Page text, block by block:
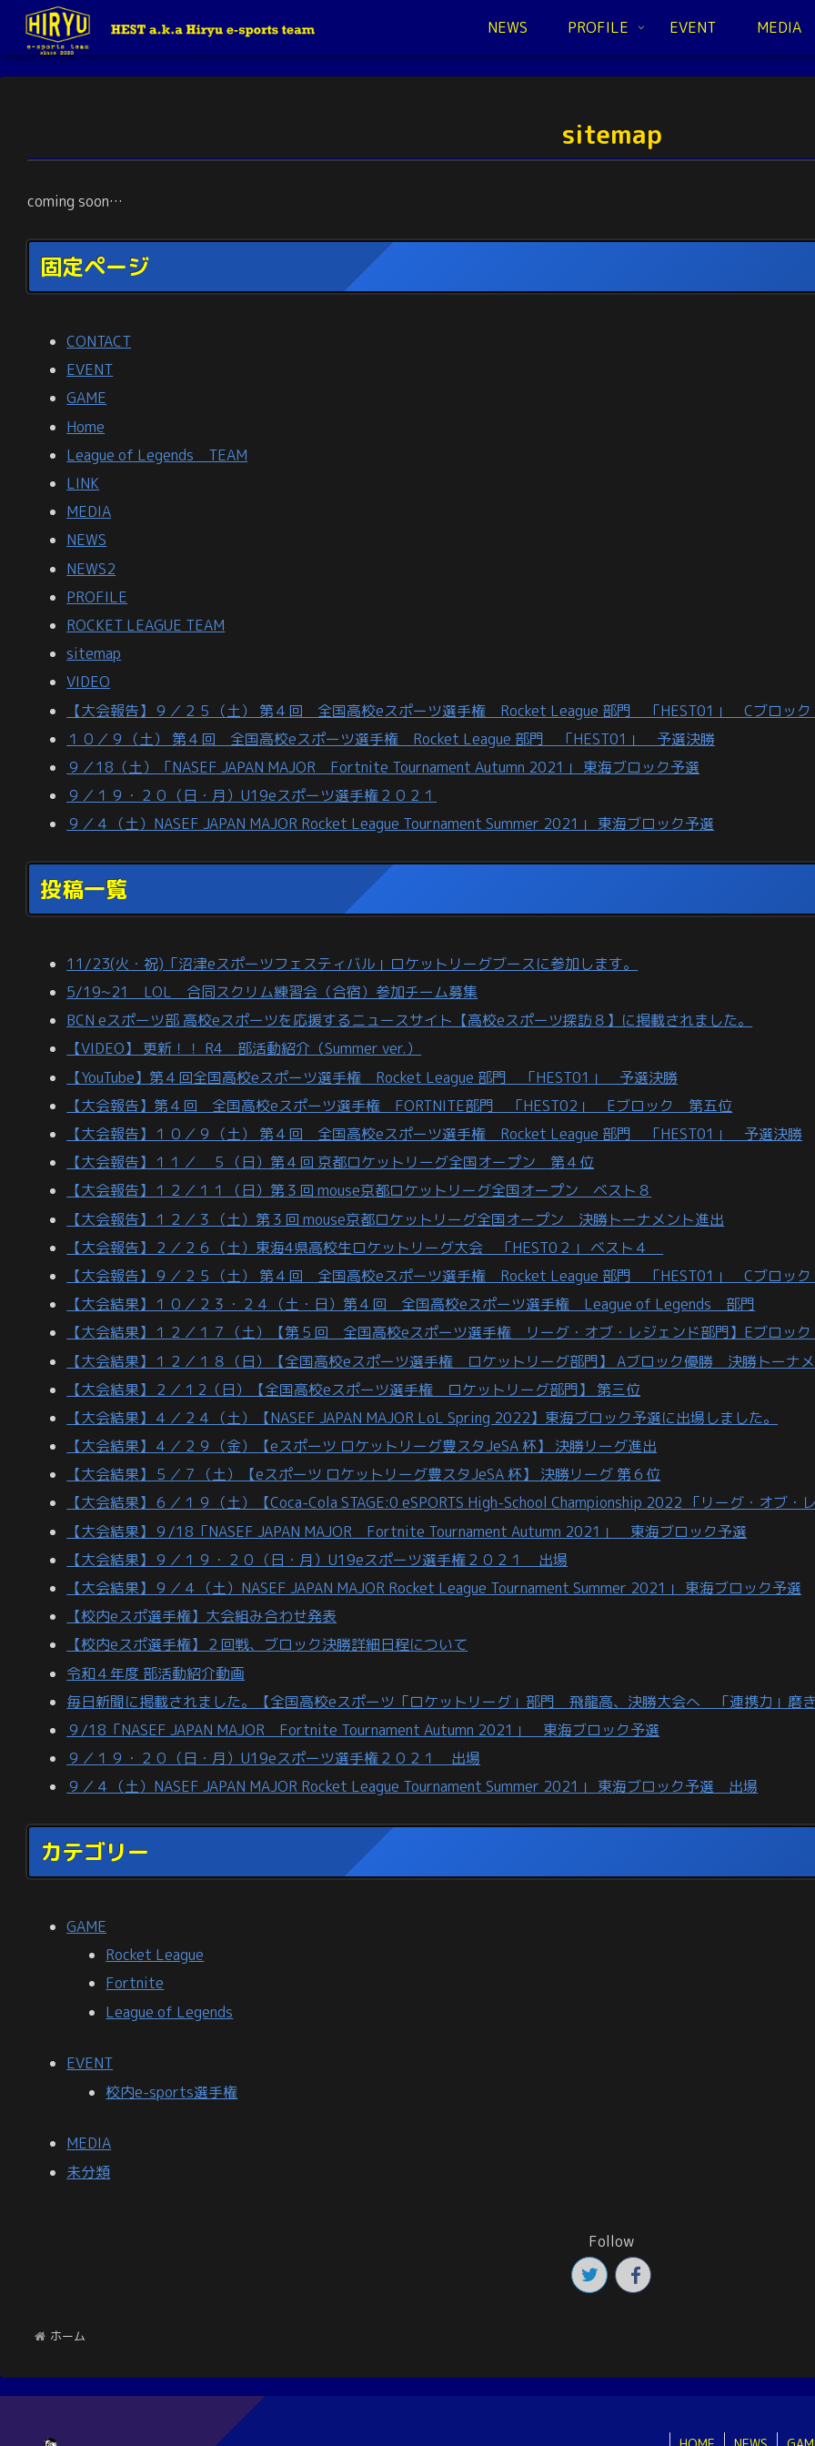
NEWS PROFILE EVENT MEDIA
sitemap
coming soon…
固定ページ
CONTACT
EVENT
GAME
Home
League of Legends TEAM
LINK
MEDIA
NEWS
NEWS2
PROFILE
ROCKET LEAGUE TEAM
sitemap
VIDEO
【大会報告】９／２５（土） 第４回 全国高校eスポーツ選手権 Rocket League 部門 「HEST01」 Cブロッ
１０／９（土） 第４回 全国高校eスポーツ選手権 Rocket League 部門 「HEST01」 予選決勝
９／18（土）「NASEF JAPAN MAJOR Fortnite Tournament Autumn 2021」 東海ブロック予選
９／１９・２０（日・月）U19eスポーツ選手権２０２１
９／４（土）NASEF JAPAN MAJOR Rocket League Tournament Summer 2021」 東海ブロック予選
投稿一覧
11/23(火・祝)「沼津eスポーツフェスティバル」ロケットリーグブースに参加します。
5/19~21 LOL 合同スクリム練習会（合宿）参加チーム募集
BCN eスポーツ部 高校eスポーツを応援するニュースサイト【高校eスポーツ探訪８】に掲載されました。
【VIDEO】 更新！！ R4＿部活動紹介（Summer ver.）
【YouTube】第４回全国高校eスポーツ選手権 Rocket League 部門 「HEST01」 予選決勝
【大会報告】第４回 全国高校eスポーツ選手権 FORTNITE部門 「HEST02」 Eブロック 第五位
【大会報告】１０／９（土） 第４回 全国高校eスポーツ選手権 Rocket League 部門 「HEST01」 予選決勝
【大会報告】１１／ ５（日）第４回 京都ロケットリーグ全国オープン 第４位
【大会報告】１２／１１（日）第３回 mouse京都ロケットリーグ全国オープン ベスト８
【大会報告】１２／３（土）第３回 mouse京都ロケットリーグ全国オープン 決勝トーナメント進出
【大会報告】２／２６（土）東海4県高校生ロケットリーグ大会 「HEST0２」 ベスト４
【大会報告】９／２５（土） 第４回 全国高校eスポーツ選手権 Rocket League 部門 「HEST01」 Cブロッ
【大会結果】１０／２３・２４（土・日）第４回 全国高校eスポーツ選手権 League of Legends 部門
【大会結果】１２／１７（土）【第５回 全国高校eスポーツ選手権 リーグ・オブ・レジェンド部門】Eブロッ
【大会結果】１２／１８（日）【全国高校eスポーツ選手権 ロケットリーグ部門】 Aブロック優勝 決勝トーナ
【大会結果】２／１2（日）【全国高校eスポーツ選手権 ロケットリーグ部門】 第三位
【大会結果】４／２４（土）【NASEF JAPAN MAJOR LoL Spring 2022】東海ブロック予選に出場しました。
【大会結果】４／２９（金）【eスポーツ ロケットリーグ豊スタJeSA 杯】 決勝リーグ進出
【大会結果】５／７（土）【eスポーツ ロケットリーグ豊スタJeSA 杯】 決勝リーグ 第６位
【大会結果】６／１９（土）【Coca-Cola STAGE:0 eSPORTS High-School Championship 2022 「リーグ・オブ・
【大会結果】９/18「NASEF JAPAN MAJOR Fortnite Tournament Autumn 2021」 東海ブロック予選
【大会結果】９／１９・２０（日・月）U19eスポーツ選手権２０２１ 出場
【大会結果】９／４（土）NASEF JAPAN MAJOR Rocket League Tournament Summer 2021」 東海ブロック予選
【校内eスポ選手権】大会組み合わせ発表
【校内eスポ選手権】２回戦、ブロック決勝詳細日程について
令和４年度 部活動紹介動画
毎日新聞に掲載されました。【全国高校eスポーツ「ロケットリーグ」部門 飛龍高、決勝大会へ 「連携力」磨
９/18「NASEF JAPAN MAJOR Fortnite Tournament Autumn 2021」 東海ブロック予選
９／１９・２０（日・月）U19eスポーツ選手権２０２１ 出場
９／４（土）NASEF JAPAN MAJOR Rocket League Tournament Summer 2021」 東海ブロック予選 出場
カテゴリー
GAME
Rocket League
Fortnite
League of Legends
EVENT
校内e-sports選手権
MEDIA
未分類
Follow
ホーム